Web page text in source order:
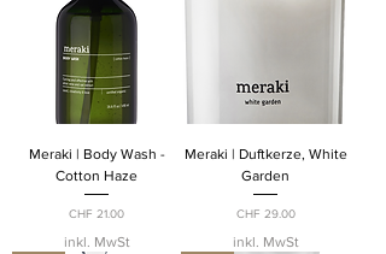
Meraki | Body Wash -
Cotton Haze
Preis
CHF 21.00
inkl. MwSt
Meraki | Duftkerze, White
Garden
Preis
CHF 29.00
inkl. MwSt